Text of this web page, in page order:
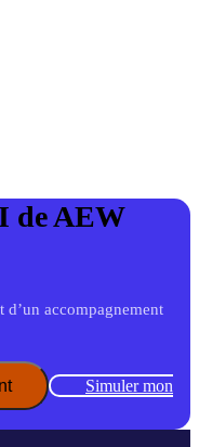
deAEW
d’un accompagnement
Simuler mon